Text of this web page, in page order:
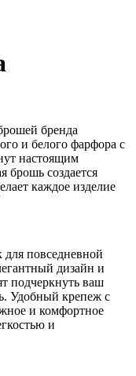
бренда
и белого фарфора с
настоящим
брошь создается
каждое изделие
повседневной
дизайн и
подчеркнуть ваш
Удобный крепеж с
и комфортное
и